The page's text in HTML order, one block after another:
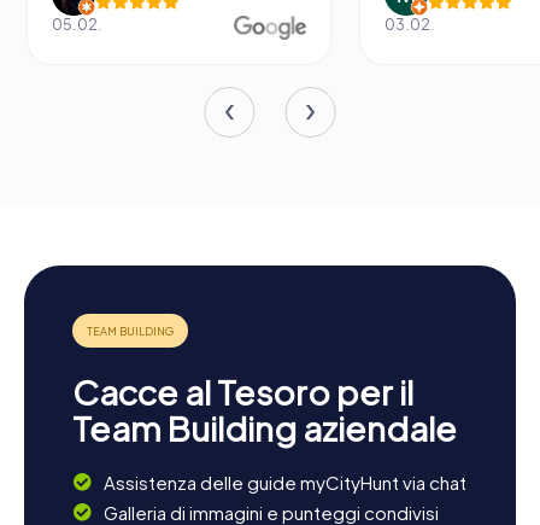
05.02. 03.02.
Cacce al Tesoro per il
Team Building aziendale
Assistenza delle guide myCityHunt via chat
Galleria di immagini e punteggi condivisi